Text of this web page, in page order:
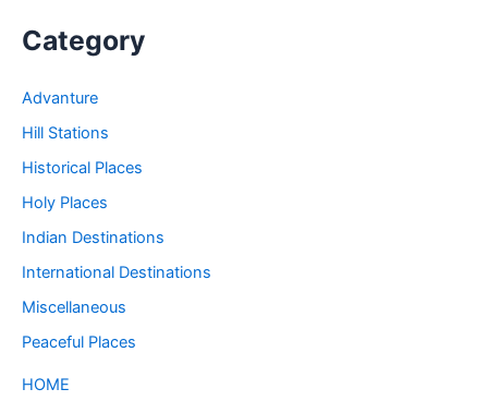
Category
Advanture
Hill Stations
Historical Places
Holy Places
Indian Destinations
International Destinations
Miscellaneous
Peaceful Places
HOME